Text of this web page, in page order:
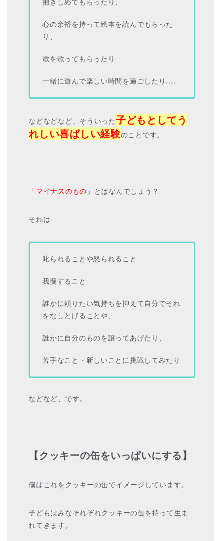
抱きしめてもらったり、
心の余裕を持って絵本を読んでもらった
り、
歌を歌ってもらったり
一緒に遊んで楽しい時間を過ごしたり……
などなどなど、そういった子どもとしてう
れしい喜ばしい経験のことです。
「マイナスのもの」 とはなんでしょう？
それは
叱られることや怒られること
我慢すること
誰かに頼りたい気持ちを抑えて自分でそれ
をなしとげることや、
誰かに自分のものを譲ってあげたり、
苦手なこと・新しいことに挑戦してみたり
などなど、です。
【クッキーの缶をいっぱいにする】
僕はこれをクッキーの缶でイメージしています。
子どもはみなそれぞれクッキーの缶を持って生ま
れてきます。